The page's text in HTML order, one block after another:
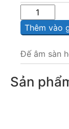
lượng
Thêm vào
Đế âm sàn
Sản